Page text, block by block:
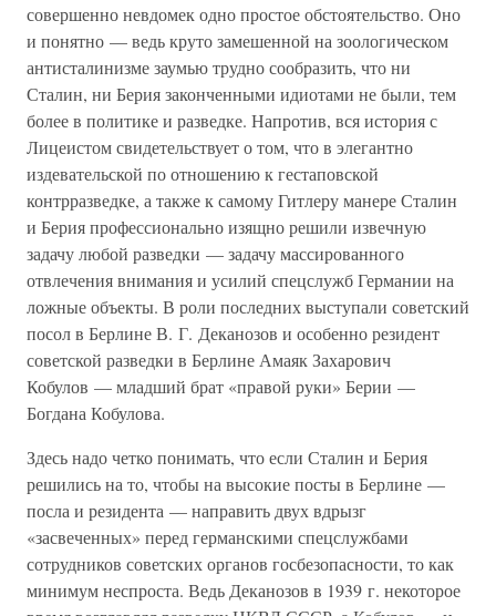
совершенно невдомек одно простое обстоятельство. Оно
и понятно — ведь круто замешенной на зоологическом
антисталинизме заумью трудно сообразить, что ни
Сталин, ни Берия законченными идиотами не были, тем
более в политике и разведке. Напротив, вся история с
Лицеистом свидетельствует о том, что в элегантно
издевательской по отношению к гестаповской
контрразведке, а также к самому Гитлеру манере Сталин
и Берия профессионально изящно решили извечную
задачу любой разведки — задачу массированного
отвлечения внимания и усилий спецслужб Германии на
ложные объекты. В роли последних выступали советский
посол в Берлине В. Г. Деканозов и особенно резидент
советской разведки в Берлине Амаяк Захарович
Кобулов — младший брат «правой руки» Берии —
Богдана Кобулова.
Здесь надо четко понимать, что если Сталин и Берия
решились на то, чтобы на высокие посты в Берлине —
посла и резидента — направить двух вдрызг
«засвеченных» перед германскими спецслужбами
сотрудников советских органов госбезопасности, то как
минимум неспроста. Ведь Деканозов в 1939 г. некоторое